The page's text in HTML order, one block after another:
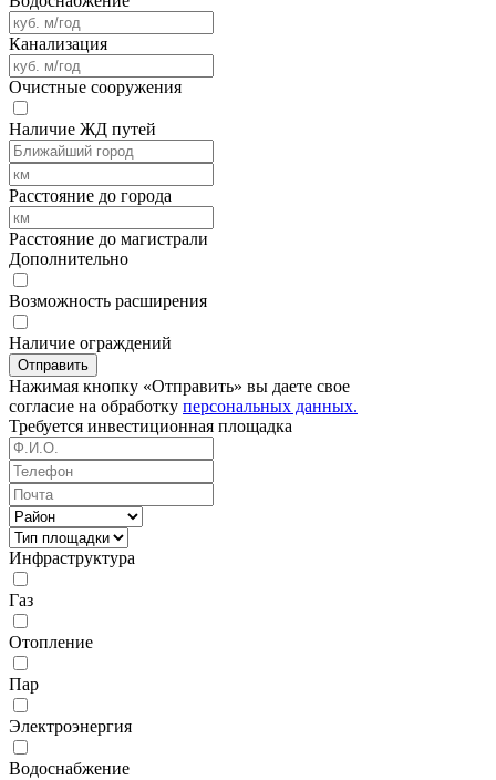
Канализация
Очистные сооружения
Наличие ЖД путей
Расстояние до города
Расстояние до магистрали
Дополнительно
Возможность расширения
Наличие ограждений
Отправить
Нажимая кнопку «Отправить» вы даете свое
согласие на обработку персональных данных.
Требуется инвестиционная площадка
Инфраструктура
Газ
Отопление
Пар
Электроэнергия
Водоснабжение